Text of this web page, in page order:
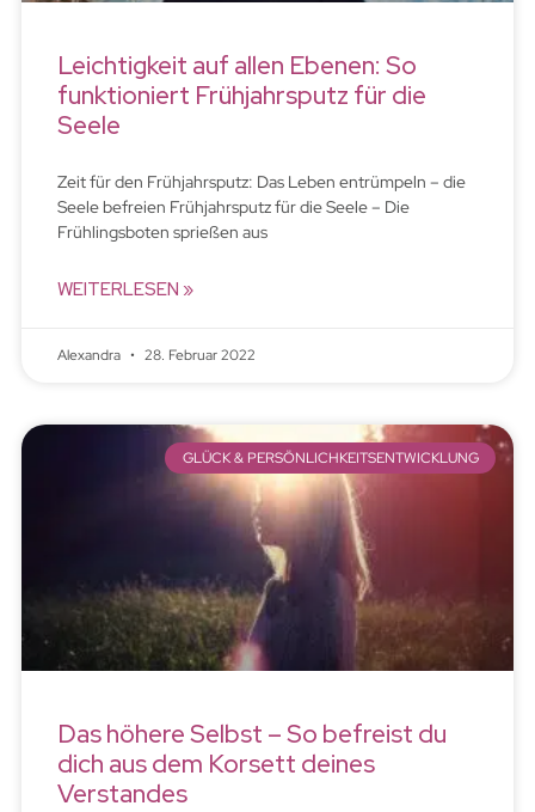
Leichtigkeit auf allen Ebenen: So
funktioniert Frühjahrsputz für die
Seele
Zeit für den Frühjahrsputz: Das Leben entrümpeln – die
Seele befreien Frühjahrsputz für die Seele – Die
Frühlingsboten sprießen aus
WEITERLESEN »
Alexandra 28. Februar 2022
GLÜCK & PERSÖNLICHKEITSENTWICKLUNG
Das höhere Selbst – So befreist du
dich aus dem Korsett deines
Verstandes